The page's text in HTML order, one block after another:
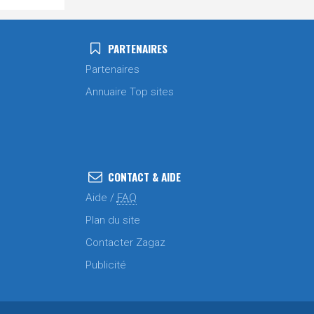
PARTENAIRES
Partenaires
Annuaire Top sites
CONTACT & AIDE
Aide / FAQ
Plan du site
Contacter Zagaz
Publicité